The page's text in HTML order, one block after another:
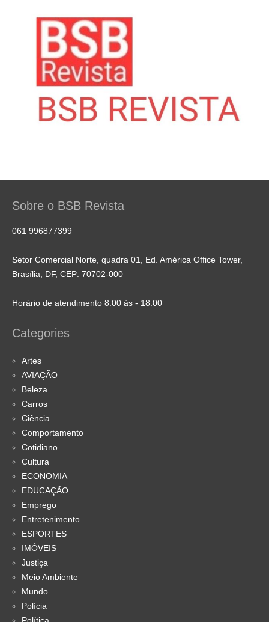
Sobre o BSB Revista
061 996877399
Setor Comercial Norte, quadra 01, Ed. América Office Tower,
Brasília, DF, CEP: 70702-000
Horário de atendimento 8:00 às - 18:00
Categories
Artes
AVIAÇÃO
Beleza
Carros
Ciência
Comportamento
Cotidiano
Cultura
ECONOMIA
EDUCAÇÃO
Emprego
Entretenimento
ESPORTES
IMÓVEIS
Justiça
Meio Ambiente
Mundo
Polícia
Política